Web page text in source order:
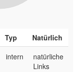
Typ
Natürlich
intern
natürliche
Links